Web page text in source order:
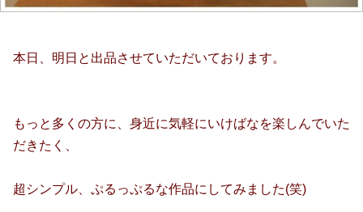
本日、明日と出品させていただいております。
もっと多くの方に、身近に気軽にいけばなを楽しんでいた
だきたく、
超シンプル、ぷるっぷるな作品にしてみました(笑)